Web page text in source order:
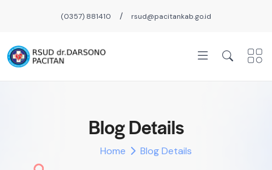
(0357) 881410 / rsud@pacitankab.go.id
Blog Details
Home Blog Details